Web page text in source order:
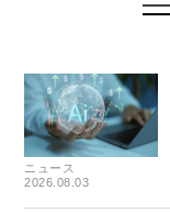
ニュース
2026.08.03